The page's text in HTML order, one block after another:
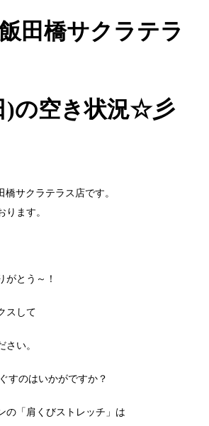
田橋サクラテラ
)の空き状況☆彡
橋サクラテラス店です。
ります。
がとう～！
スして
さい。
すのはいかがですか？
の「肩くびストレッチ」は